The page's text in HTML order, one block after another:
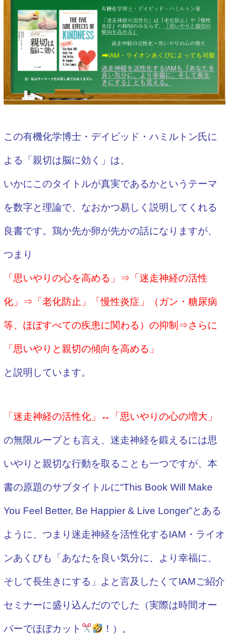
この有機化学博士・デイビッド・ハミルトン氏に
よる「親切は脳に効く」は、
いかにこのタイトルが真実であるかというテーマ
を数字と理論で、なおかつ易しく説明してくれる
良書です。鶏か先か卵が先かの話になりますが、
つまり
「思いやりの心を高める」⇒ 「迷走神経の活性
化」⇒ 「老化防止」「慢性炎症」（ガン・糖尿病
等、ほぼすべての疾患に関わる）の抑制⇒さらに
「思いやりと親切の傾向を高める」
と説明しています。
「迷走神経の活性化」↔「思いやりの心の増大」
の無限ループとも言え、迷走神経を鍛えるには思
いやりと親切な行動を取ることも一つですが、本
書の原題のサブタイトルに“This Book Will Make
You Feel Better, Be Happier & Live Longer”とある
ように、つまり迷走神経を活性化するIAM・ライオ
ンあくびも「あなたを良い気分に、より幸福に、
そして長生きにする」よと言及したくてIAMご紹介
セミナーに盛り込んだのでした（実際は時間オー
バーでほぼカット ！）。